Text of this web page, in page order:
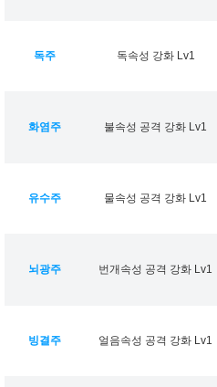
독주 독속성 강화 Lv1
화염주 불속성 공격 강화 Lv1
유수주 물속성 공격 강화 Lv1
뇌광주 번개속성 공격 강화 Lv1
빙결주 얼음속성 공격 강화 Lv1